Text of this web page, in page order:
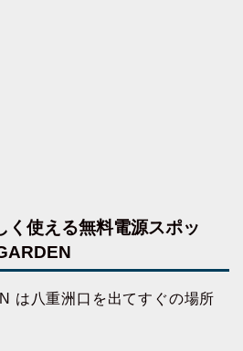
く使える無料電源スポッ
は八重洲口を出てすぐの場所